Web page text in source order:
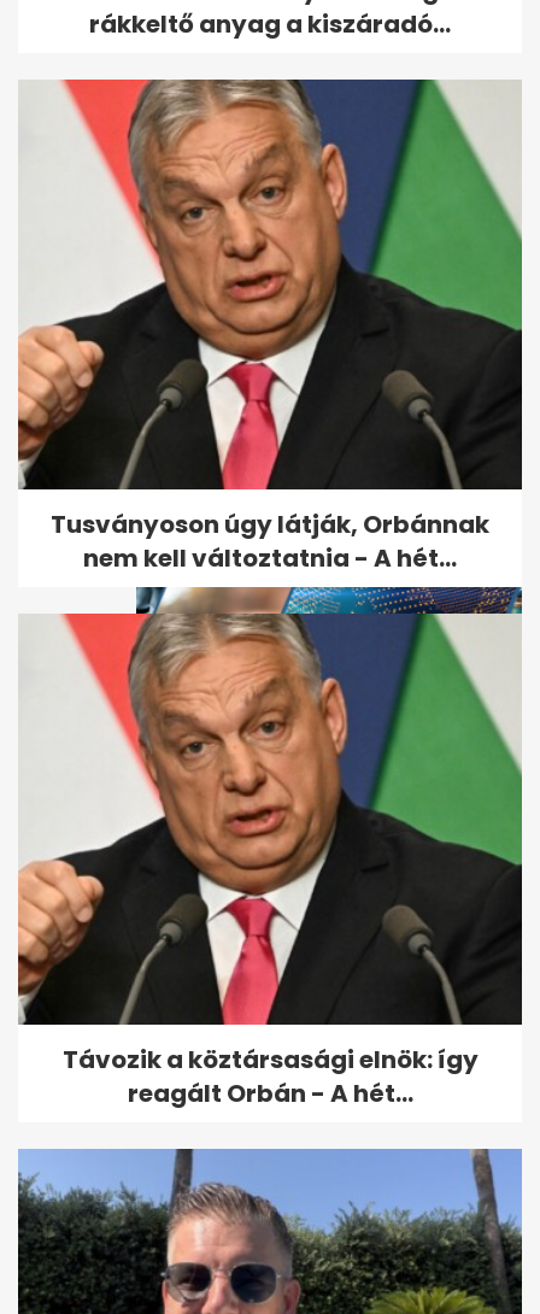
Feri
Riasztjuk a divatrendőrséget -
a legnagyobb melléfogások a
Story...
Vajna Tímea meggondolta
magát! Mégis szülne gyereket
a férjének?
rákkeltő anyag a kiszáradó...
Tusványoson úgy látják, Orbánnak
nem kell változtatnia - A hét...
Távozik a köztársasági elnök: így
reagált Orbán - A hét...